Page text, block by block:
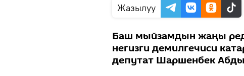
Жазылуу
Баш мыйзамдын жаңы
негизги демилгечиси
депутат Шаршенбек